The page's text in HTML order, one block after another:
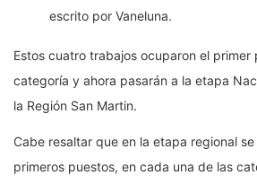
escrito por Vaneluna.
Estos cuatro trabajos ocuparon el primer
categoría y ahora pasarán a la etapa
la Región San Martin.
Cabe resaltar que en la etapa regional
primeros puestos, en cada una de las